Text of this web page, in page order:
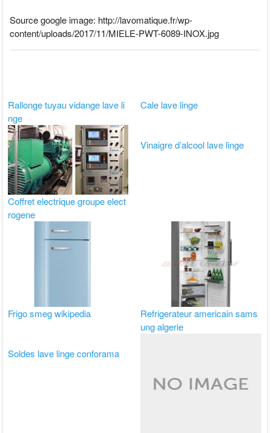
Source google image: http://lavomatique.fr/wp-
content/uploads/2017/11/MIELE-PWT-6089-INOX.jpg
Rallonge tuyau vidange lave li
nge
Cale lave linge
Coffret electrique groupe elect
rogene
Vinaigre d’alcool lave linge
Frigo smeg wikipedia
Refrigerateur americain sams
ung algerie
Soldes lave linge conforama